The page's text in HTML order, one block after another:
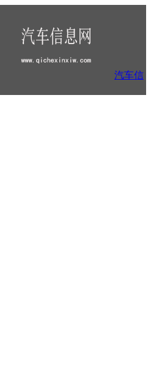
汽车信